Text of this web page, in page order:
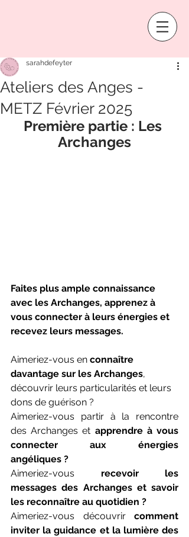
Ateliers des Anges -
METZ Février 2025
sarahdefeyter
Première partie : Les
Archanges
Faites plus ample connaissance
avec les Archanges, apprenez à
vous connecter à leurs énergies et
recevez leurs messages.
Aimeriez-vous en connaître
davantage sur les Archanges,
découvrir leurs particularités et leurs
dons de guérison ?
Aimeriez-vous partir à la rencontre
des Archanges et apprendre à vous
connecter aux énergies
angéliques ?
Aimeriez-vous recevoir les
messages des Archanges et savoir
les reconnaître au quotidien ?
Aimeriez-vous découvrir comment
inviter la guidance et la lumière des